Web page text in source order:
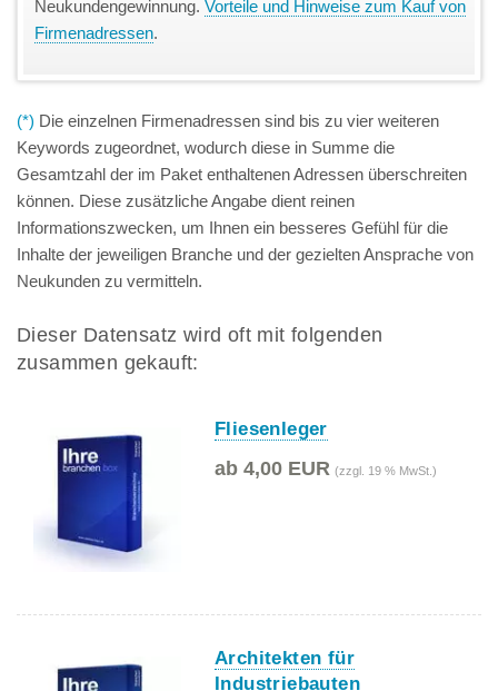
Neukundengewinnung. Vorteile und Hinweise zum Kauf von
Firmenadressen.
(*) Die einzelnen Firmenadressen sind bis zu vier weiteren
Keywords zugeordnet, wodurch diese in Summe die
Gesamtzahl der im Paket enthaltenen Adressen überschreiten
können. Diese zusätzliche Angabe dient reinen
Informationszwecken, um Ihnen ein besseres Gefühl für die
Inhalte der jeweiligen Branche und der gezielten Ansprache von
Neukunden zu vermitteln.
Dieser Datensatz wird oft mit folgenden
zusammen gekauft:
Fliesenleger
ab 4,00 EUR (zzgl. 19 % MwSt.)
Architekten für
Industriebauten